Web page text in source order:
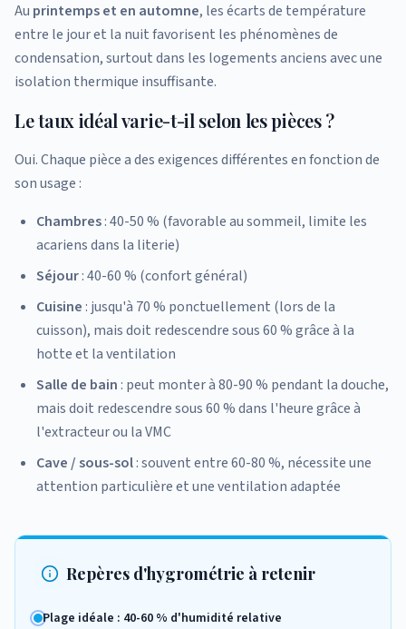
Au printemps et en automne, les écarts de température
entre le jour et la nuit favorisent les phénomènes de
condensation, surtout dans les logements anciens avec une
isolation thermique insuffisante.
Le taux idéal varie-t-il selon les pièces ?
Oui. Chaque pièce a des exigences différentes en fonction de
son usage :
Chambres: 40-50 % (favorable au sommeil, limite les
acariens dans la literie)
Séjour: 40-60 % (confort général)
Cuisine : jusqu'à 70 % ponctuellement (lors de la
cuisson), mais doit redescendre sous 60 % grâce à la
hotte et la ventilation
Salle de bain : peut monter à 80-90 % pendant la douche,
mais doit redescendre sous 60 % dans l'heure grâce à
l'extracteur ou la VMC
Cave / sous-sol: souvent entre 60-80 %, nécessite une
attention particulière et une ventilation adaptée
Repères d'hygrométrie à retenir
Plage idéale : 40-60 % d'humidité relative